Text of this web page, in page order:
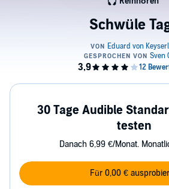
Schwüle
30 Tage Audible
testen
Danach 6,99 €/Monat.
Für 0,00 €